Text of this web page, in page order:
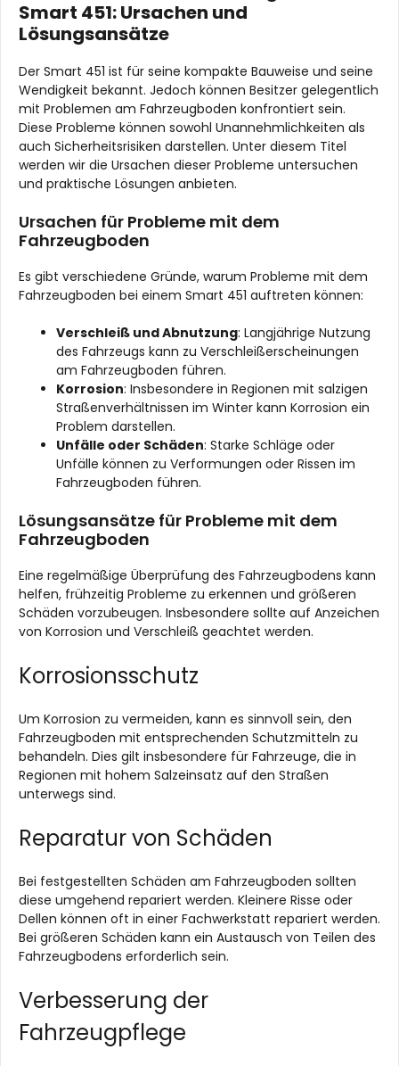
Smart 451: Ursachen und
Lösungsansätze
Der Smart 451 ist für seine kompakte Bauweise und seine
Wendigkeit bekannt. Jedoch können Besitzer gelegentlich
mit Problemen am Fahrzeugboden konfrontiert sein.
Diese Probleme können sowohl Unannehmlichkeiten als
auch Sicherheitsrisiken darstellen. Unter diesem Titel
werden wir die Ursachen dieser Probleme untersuchen
und praktische Lösungen anbieten.
Ursachen für Probleme mit dem
Fahrzeugboden
Es gibt verschiedene Gründe, warum Probleme mit dem
Fahrzeugboden bei einem Smart 451 auftreten können:
Verschleiß und Abnutzung: Langjährige Nutzung
des Fahrzeugs kann zu Verschleißerscheinungen
am Fahrzeugboden führen.
Korrosion: Insbesondere in Regionen mit salzigen
Straßenverhältnissen im Winter kann Korrosion ein
Problem darstellen.
Unfälle oder Schäden: Starke Schläge oder
Unfälle können zu Verformungen oder Rissen im
Fahrzeugboden führen.
Lösungsansätze für Probleme mit dem
Fahrzeugboden
Eine regelmäßige Überprüfung des Fahrzeugbodens kann
helfen, frühzeitig Probleme zu erkennen und größeren
Schäden vorzubeugen. Insbesondere sollte auf Anzeichen
von Korrosion und Verschleiß geachtet werden.
Korrosionsschutz
Um Korrosion zu vermeiden, kann es sinnvoll sein, den
Fahrzeugboden mit entsprechenden Schutzmitteln zu
behandeln. Dies gilt insbesondere für Fahrzeuge, die in
Regionen mit hohem Salzeinsatz auf den Straßen
unterwegs sind.
Reparatur von Schäden
Bei festgestellten Schäden am Fahrzeugboden sollten
diese umgehend repariert werden. Kleinere Risse oder
Dellen können oft in einer Fachwerkstatt repariert werden.
Bei größeren Schäden kann ein Austausch von Teilen des
Fahrzeugbodens erforderlich sein.
Verbesserung der
Fahrzeugpflege